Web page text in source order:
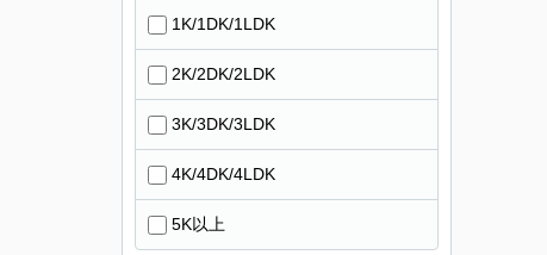
1K/1DK/1LDK
2K/2DK/2LDK
3K/3DK/3LDK
4K/4DK/4LDK
5K以上